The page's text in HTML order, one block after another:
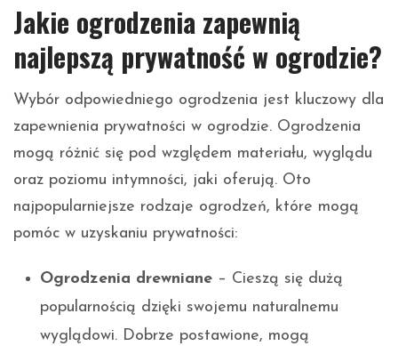
Jakie ogrodzenia zapewnią
najlepszą prywatność w ogrodzie?
Wybór odpowiedniego ogrodzenia jest kluczowy dla
zapewnienia prywatności w ogrodzie. Ogrodzenia
mogą różnić się pod względem materiału, wyglądu
oraz poziomu intymności, jaki oferują. Oto
najpopularniejsze rodzaje ogrodzeń, które mogą
pomóc w uzyskaniu prywatności:
Ogrodzenia drewniane – Cieszą się dużą
popularnością dzięki swojemu naturalnemu
wyglądowi. Dobrze postawione, mogą